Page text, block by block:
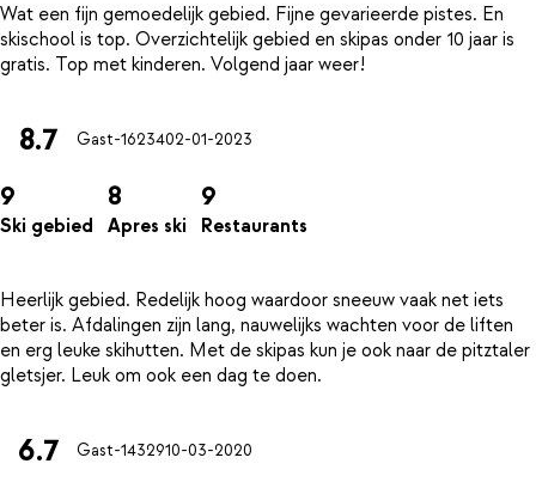
Wat een fijn gemoedelijk gebied. Fijne gevarieerde pistes. En
skischool is top. Overzichtelijk gebied en skipas onder 10 jaar is
8.7 Gast-1623402-01-2023
9
Ski gebied
8
Apres ski
9
Restaurants
Heerlijk gebied. Redelijk hoog waardoor sneeuw vaak net iets
beter is. Afdalingen zijn lang, nauwelijks wachten voor de liften
en erg leuke skihutten. Met de skipas kun je ook naar de pitztaler
6.7 Gast-1432910-03-2020